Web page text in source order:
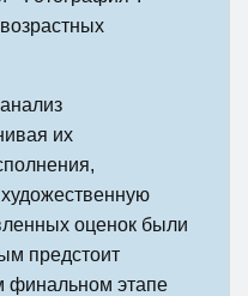
их
оценок были
предстоит
финальном этапе